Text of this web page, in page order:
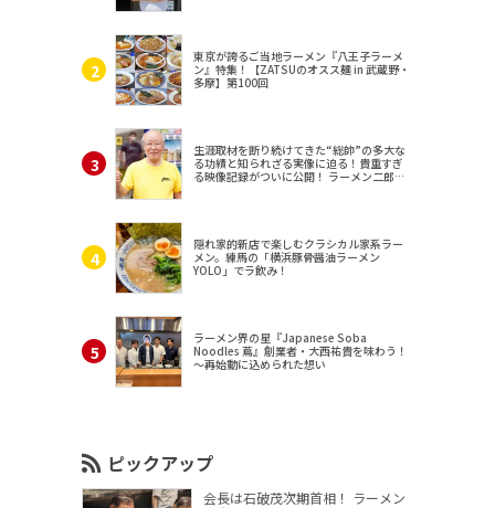
東京が誇るご当地ラーメン『八王子ラーメ
ン』特集！【ZATSUのオスス麺 in 武蔵野・
多摩】第100回
生涯取材を断り続けてきた“総帥”の多大な
る功績と知られざる実像に迫る！貴重すぎ
る映像記録がついに公開！ ラーメン二郎
隠れ家的新店で楽しむクラシカル家系ラー
メン。練馬の「横浜豚骨醤油ラーメン
YOLO」でラ飲み！
ラーメン界の星『Japanese Soba
Noodles 蔦』創業者・大西祐貴を味わう！
～再始動に込められた想い
ピックアップ
会長は石破茂次期首相！ ラーメン